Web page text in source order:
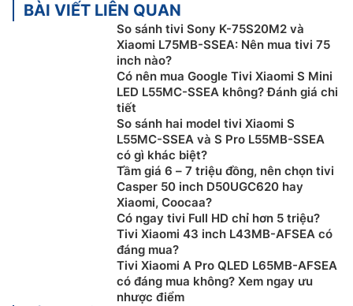
BÀI VIẾT LIÊN QUAN
So sánh tivi Sony K-75S20M2 và
Xiaomi L75MB-SSEA: Nên mua tivi 75
inch nào?
Có nên mua Google Tivi Xiaomi S Mini
LED L55MC-SSEA không? Đánh giá chi
tiết
So sánh hai model tivi Xiaomi S
L55MC-SSEA và S Pro L55MB-SSEA
có gì khác biệt?
Tầm giá 6 – 7 triệu đồng, nên chọn tivi
Casper 50 inch D50UGC620 hay
Xiaomi, Coocaa?
Có ngay tivi Full HD chỉ hơn 5 triệu?
Tivi Xiaomi 43 inch L43MB-AFSEA có
đáng mua?
Tivi Xiaomi A Pro QLED L65MB-AFSEA
có đáng mua không? Xem ngay ưu
nhược điểm